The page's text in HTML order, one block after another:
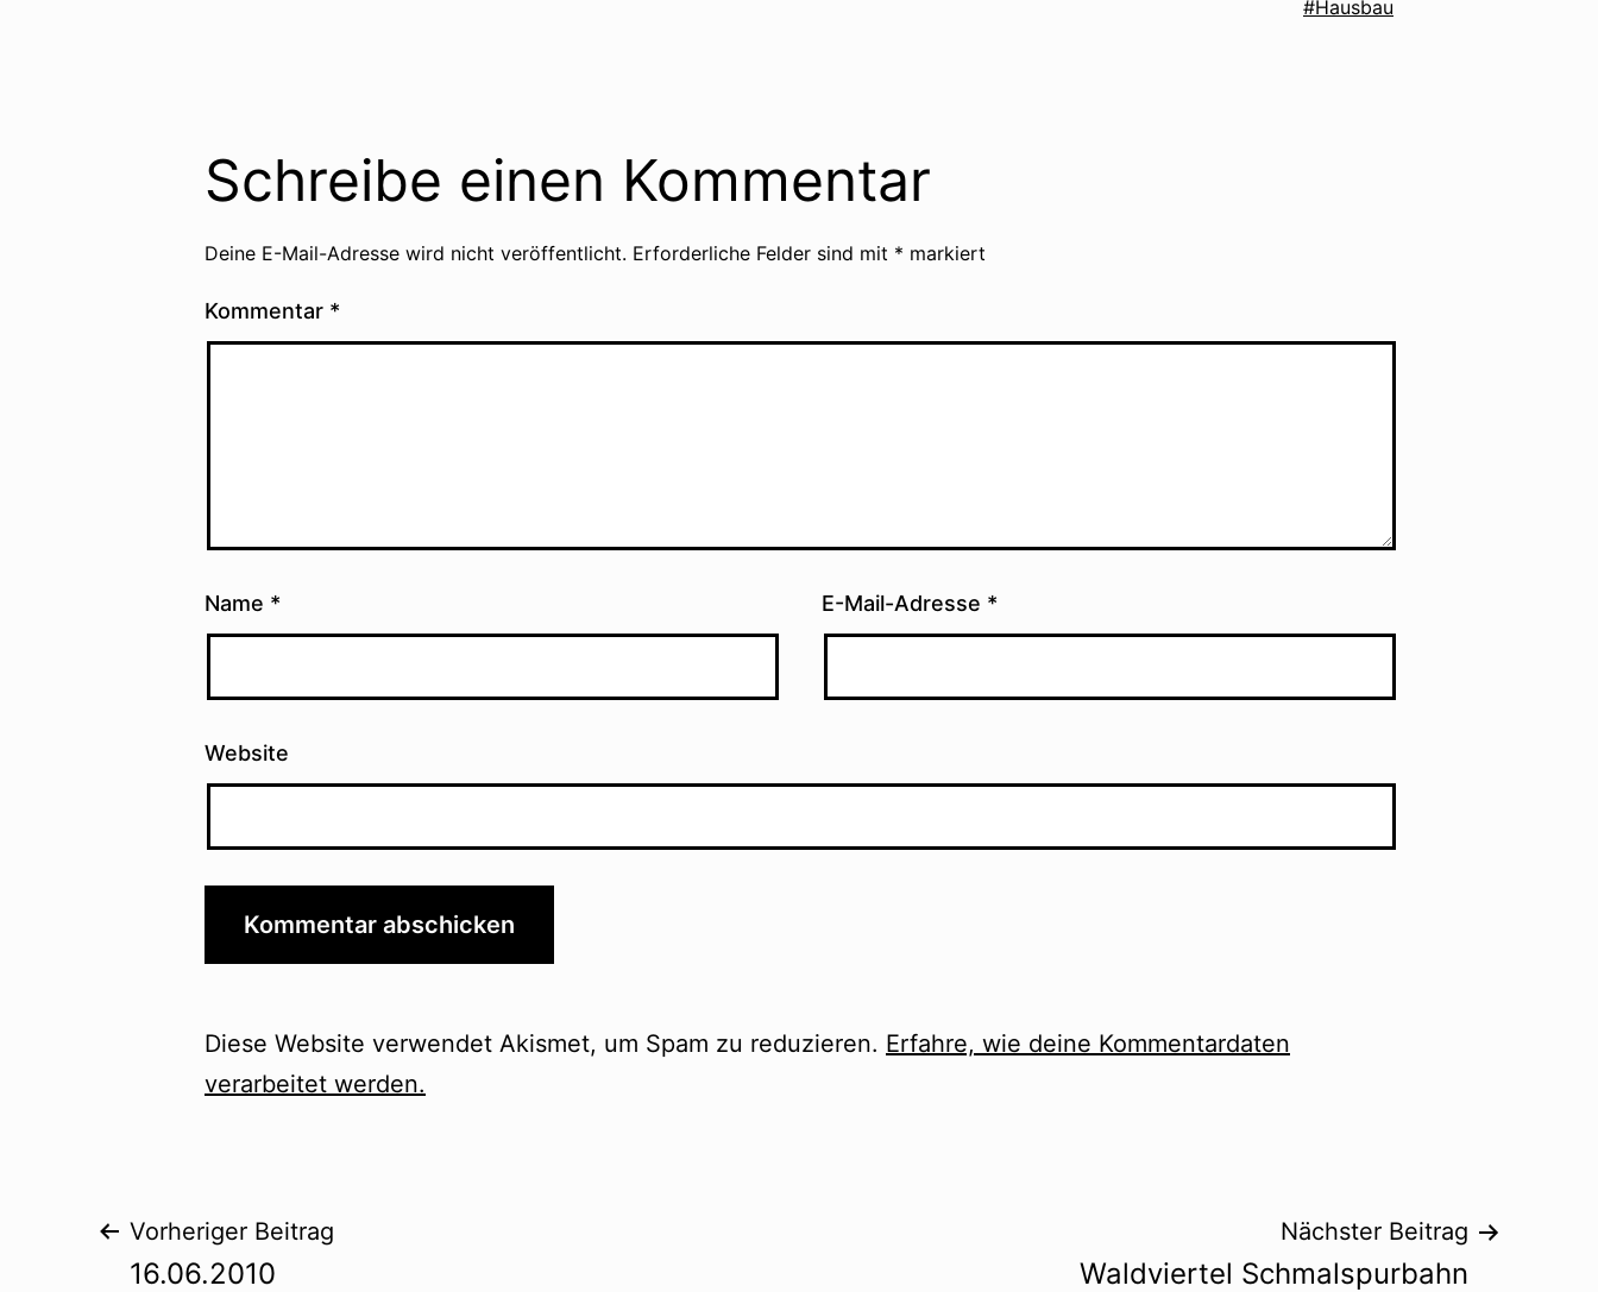
als
Verschlagwortet
Hausbau
Schreibe einen Kommentar
Deine E-Mail-Adresse wird nicht veröffentlicht. Erforderliche Felder sind mit * markiert
Kommentar *
Name * E-Mail-Adresse *
Website
Diese Website verwendet Akismet, um Spam zu reduzieren. Erfahre, wie deine Kommentardaten
verarbeitet werden.
Beitragsnavigation
Vorheriger Beitrag
16.06.2010
Nächster Beitrag
Waldviertel Schmalspurbahn